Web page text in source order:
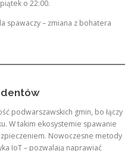
o 22:00.
spawaczy – zmiana z bohatera
podwarszawskich gmin, bo łączy
W takim ekosystemie spawanie
Nowoczesne metody
IoT – pozwalają naprawiać